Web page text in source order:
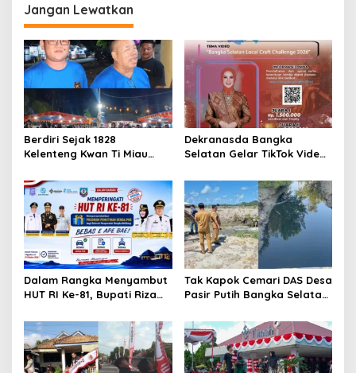
Jangan Lewatkan
Berdiri Sejak 1828
Kelenteng Kwan Ti Miau
Jadi, Acara Berlangsung
Meriah
Dekranasda Bangka
Selatan Gelar TikTok Video
Dalam Rangka Menyambut
HUT RI Ke-81, Bupati Riza
Manfaatkan Program
Pemutihan Pajak
Kendaraan Bermotor
Tak Kapok Cemari DAS Desa
Pasir Putih Bangka Selatan,
diduga Jadi Biang Keladi